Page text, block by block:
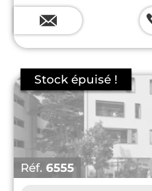
Réf. 6555